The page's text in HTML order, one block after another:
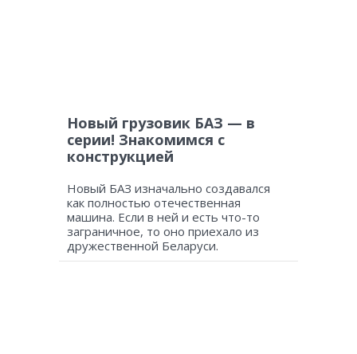
Новый грузовик БАЗ — в
серии! Знакомимся с
конструкцией
Новый БАЗ изначально создавался
как полностью отечественная
машина. Если в ней и есть что-то
заграничное, то оно приехало из
дружественной Беларуси.